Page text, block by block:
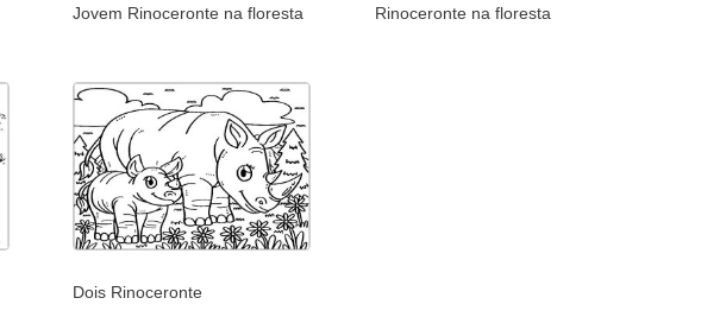
Jovem Rinoceronte na floresta Rinoceronte na floresta
Dois Rinoceronte